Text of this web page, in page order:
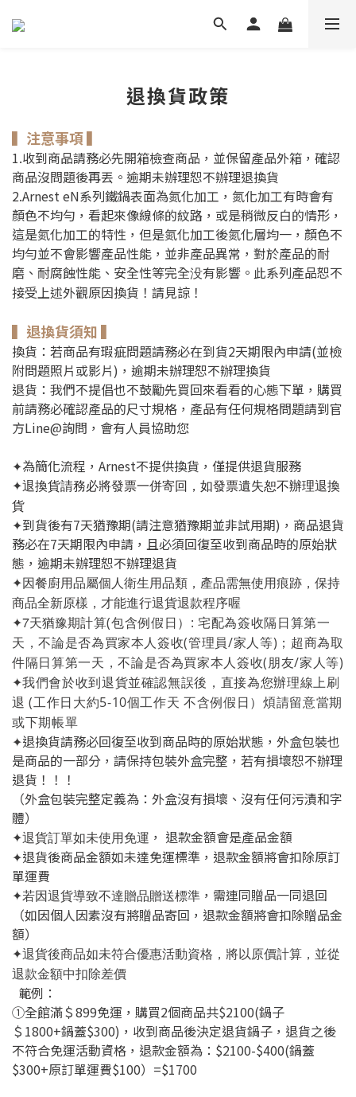
退換貨政策
▍注意事項 ▍
1.收到商品請務必先開箱檢查商品，並保留產品外箱，確認
商品沒問題後再丟。逾期未辦理恕不辦理退換貨
2.Arnest eN系列鐵鍋表面為氮化加工，氮化加工有時會有
顏色不均勻，看起來像線條的紋路，或是稍微反白的情形，
這是氮化加工的特性，但是氮化加工後氮化層均一，顏色不
均勻並不會影響產品性能，並非產品異常，對於產品的耐
磨、耐腐蝕性能、安全性等完全没有影響。此系列產品恕不
接受上述外觀原因換貨！請見諒！
▍退換貨須知 ▍
換貨：若商品有瑕疵問題請務必在到貨2天期限內申請(並檢
附問題照片或影片)，逾期未辦理恕不辦理換貨
退貨：我們不提倡也不鼓勵先買回來看看的心態下單，購買
前請務必確認產品的尺寸規格，產品有任何規格問題請到官
方Line@詢問，會有人員協助您
✦為簡化流程，Arnest不提供換貨，僅提供退貨服務
✦退換貨請務必將發票一併寄回，如發票遺失恕不辦理退換
貨
✦到貨後有7天猶豫期(請注意猶豫期並非試用期)，商品退貨
務必在7天期限內申請，且必須回復至收到商品時的原始狀
態，逾期未辦理恕不辦理退貨
✦因餐廚用品屬個人衛生用品類，產品需無使用痕跡，保持
商品全新原樣，才能進行退貨退款程序喔
✦7天猶豫期計算(包含例假日） :宅配為簽收隔日算第一
天，不論是否為買家本人簽收(管理員/家人等)；超商為取
件隔日算第一天，不論是否為買家本人簽收(朋友/家人等)
✦我們會於收到退貨並確認無誤後，直接為您辦理線上刷
退 (工作日大約5-10個工作天 不含例假日） 煩請留意當期
或下期帳單
✦退換貨請務必回復至收到商品時的原始狀態，外盒包裝也
是商品的一部分，請保持包裝外盒完整，若有損壞恕不辦理
退貨！！！
（外盒包裝完整定義為：外盒沒有損壞、沒有任何污漬和字
體）
✦退貨訂單如未使用免運 ， 退款金額會是產品金額
✦退貨後商品金額如未達免運標準，退款金額將會扣除原訂
單運費
✦若因退貨導致不達贈品贈送標準 ，需連同贈品一同退回
（如因個人因素沒有將贈品寄回 ，退款金額將會扣除贈品金
額）
✦退貨後商品如未符合優惠活動資格，將以原價計算，並從
退款金額中扣除差價
範例：
①全館滿＄899免運，購買2個商品共$2100(鍋子
＄1800+鍋蓋$300)，收到商品後決定退貨鍋子，退貨之後
不符合免運活動資格 ，退款金額為：$2100-$400(鍋蓋
$300+原訂單運費$100）=$1700